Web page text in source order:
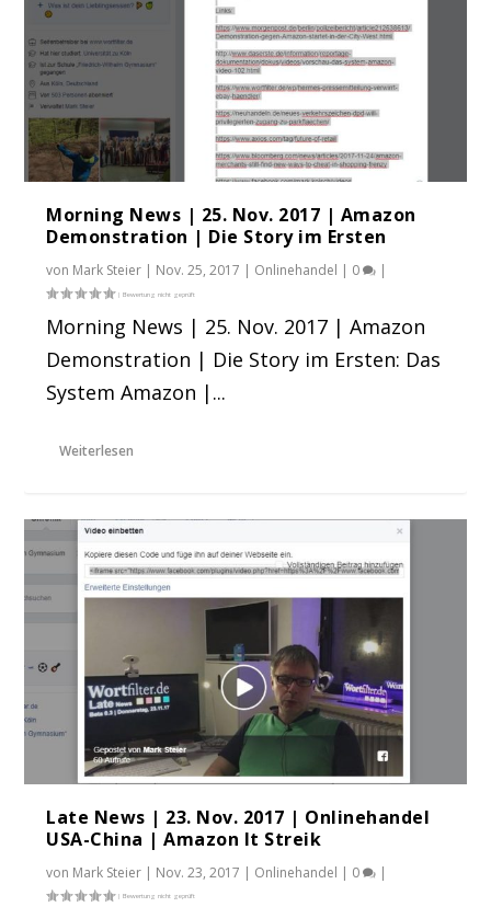
Morning News | 25. Nov. 2017 | Amazon
Demonstration | Die Story im Ersten
von Mark Steier | Nov. 25, 2017 | Onlinehandel | 0 |
Morning News | 25. Nov. 2017 | Amazon
Demonstration | Die Story im Ersten: Das
System Amazon |...
Weiterlesen
Late News | 23. Nov. 2017 | Onlinehandel
USA-China | Amazon It Streik
von Mark Steier | Nov. 23, 2017 | Onlinehandel | 0 |